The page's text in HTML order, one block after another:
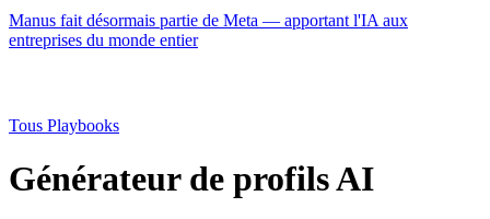
Manus fait désormais partie de Meta — apportant l'IA aux
entreprises du monde entier
Tous Playbooks
Générateur de profils AI